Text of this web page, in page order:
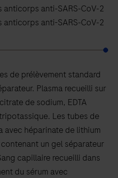
anti‑SARS‑CoV‑2
anti-SARS‑CoV‑2
de prélèvement standard
Plasma recueilli sur
de sodium, EDTA
Les tubes de
avec héparinate de lithium
un gel séparateur
capillaire recueilli dans
du sérum avec